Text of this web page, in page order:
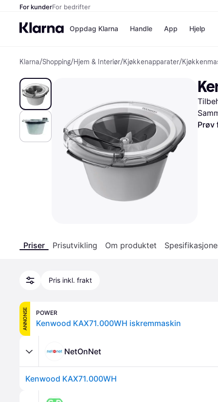
For kunderFor bedrifter
Oppdag Klarna
Betal nå
Betal i 3
Betal innen
Finansiering
Vipps
Handle
Butikker
App Hjelp
Klarna/Shopping/Hjem & Interiør/Kjøkkenapparater/
Prøv
Priser Prisutvikling Om produktet
Pris inkl. frakt
ANNONSE POWER
Kenwood KAX71.000WH iskremmaskin
NetOnNet
Kenwood KAX71.000WH